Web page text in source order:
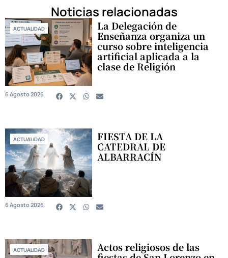
Noticias relacionadas
ACTUALIDAD La Delegación de
Enseñanza organiza un
curso sobre inteligencia
artificial aplicada a la
clase de Religión
6 Agosto 2026
ACTUALIDAD FIESTA DE LA
CATEDRAL DE
ALBARRACÍN
6 Agosto 2026
ACTUALIDAD Actos religiosos de las